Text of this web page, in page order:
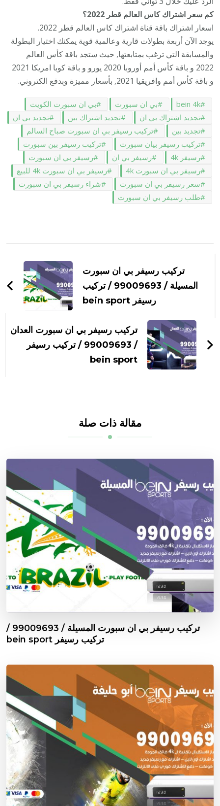
كم سعر اشتراك كاس العالم قطر 2022؟
اسعار اشتراك باقة قناة اشتراك كاس العالم قطر 2022.
يوجد الآن أربعة بطولات قارية وعالمية قوية يمكنك اختيار البطولة
والمسابقة التي ترغب بمتابعتها, حيث ستجد باقة كأس العالم
2022 و باقة كأس أمم أوروبا 2020 يورو و باقة كوبا امريكا 2021
و باقة كأس أمم وافريقيا 2021, بأسعار مميزة وبدفع الكتروني.
bein 4k بي ان سبورت
بي ان سبورت الكويت
تجديد اشتراك بي ان
تجديد اشتراك بين
تجديد بي ان
تجديد بين
تركيب رسيفر بي ان سبورت صباح السالم
تركيب رسيفر بيان سبورت
تركيب رسيفر بين سبورت
رسيفر 4k
رسيفر بي ان
رسيفر بي ان سبورت
رسيفر بي ان سبورت 4k
رسيفر بي ان سبورت 4k للبيع
سعر رسيفر بي ان سبورت
شراء رسيفر بي ان سبورت
طلب رسيفر بي ان سبورت
التدوينات
تركيب رسيفر بي ان سبورت
المسيلة / 99009693 / تركيب
رسيفر bein sport
تركيب رسيفر بي ان سبورت العدان
/ 99009693 / تركيب رسيفر
bein sport
مقالة ذات صلة
تركيب رسيفر بي ان سبورت المسيلة / 99009693 /
تركيب رسيفر bein sport